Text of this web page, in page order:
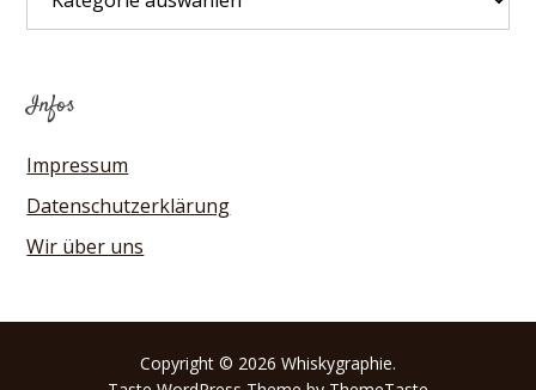
auf
Infos
Impressum
Datenschutzerklärung
Wir über uns
Copyright © 2026 Whiskygraphie.